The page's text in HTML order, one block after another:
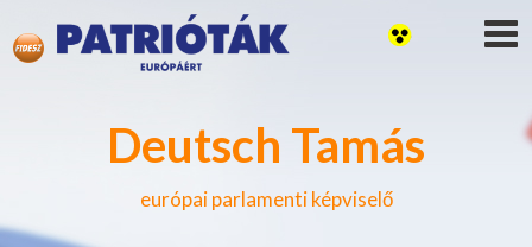
Deutsch Tamás
európai parlamenti képviselő